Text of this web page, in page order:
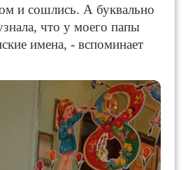
и сошлись. А буквально
что у моего папы
имена, - вспоминает